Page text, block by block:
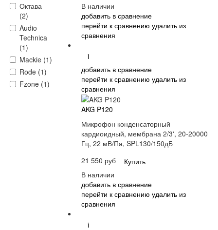
Октава
(2)
Audio-
Technica
(1)
Mackie (1)
Rode (1)
Fzone (1)
В наличии
добавить в сравнение
перейти к сравнению удалить из
сравнения
i
добавить в сравнение
перейти к сравнению удалить из
сравнения
AKG P120
Микрофон конденсаторный
кардиоидный, мембрана 2/3', 20-20000
Гц, 22 мВ/Па, SPL130/150дБ
21 550 руб
Купить
В наличии
добавить в сравнение
перейти к сравнению удалить из
сравнения
i